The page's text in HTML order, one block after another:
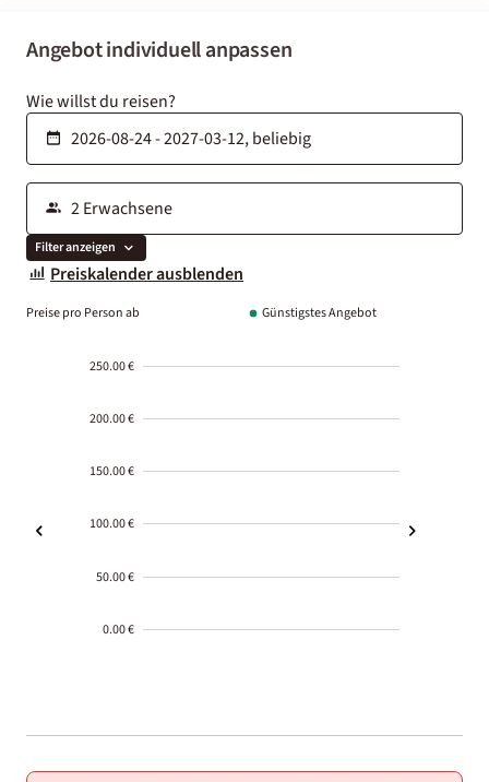
Angebot individuell anpassen
Wie willst du reisen?
Filter anzeigen
Preiskalender ausblenden
Preise pro Person ab Günstigstes Angebot
250.00 €
200.00 €
150.00 €
100.00 €
50.00 €
0.00 €
01-02